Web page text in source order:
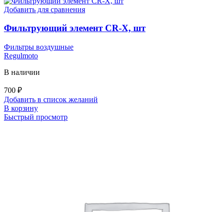
Добавить для сравнения
Фильтрующий элемент CR-X, шт
Фильтры воздушные
Regulmoto
В наличии
700 ₽
Добавить в список желаний
В корзину
Быстрый просмотр